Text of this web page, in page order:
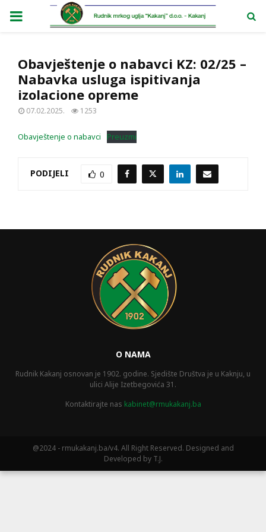
PRIMARY
Obavještenje o nabavci KZ: 02/25 –
Nabavka usluga ispitivanja
izolacione opreme
07.02.2025. 1253
Obavještenje o nabavci Preuzmi
PODIJELI 0
O NAMA
Rudnik Kakanj osnovan je 1902. godine. Sjedište Društva je u Kaknju, u
ulici Alije Izetbegovića 31.
Kontaktirajte nas kabinet@rmukakanj.ba
@2024 - rmukakanj.ba/v4. All Right Reserved. Designed and
Developed by T.J.